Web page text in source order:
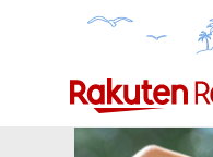
カテゴリー一覧